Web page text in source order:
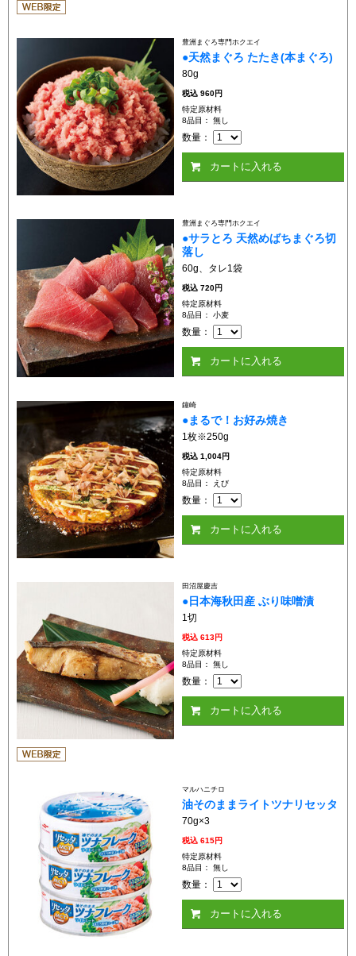
豊洲まぐろ専門ホクエイ
●天然まぐろ たたき(本まぐろ)
80g
税込960円
特定原材料
8品目： 無し
数量：
カートに入れる
豊洲まぐろ専門ホクエイ
●サラとろ 天然めばちまぐろ切
落し
60g、タレ1袋
税込720円
特定原材料
8品目： 小麦
数量：
カートに入れる
鐘崎
●まるで！お好み焼き
1枚※250g
税込1,004円
特定原材料
8品目： えび
数量：
カートに入れる
田沼屋慶吉
●日本海秋田産 ぶり味噌漬
1切
税込613円
特定原材料
8品目： 無し
数量：
カートに入れる
マルハニチロ
油そのままライトツナリセッタ
70g×3
税込615円
特定原材料
8品目： 無し
数量：
カートに入れる